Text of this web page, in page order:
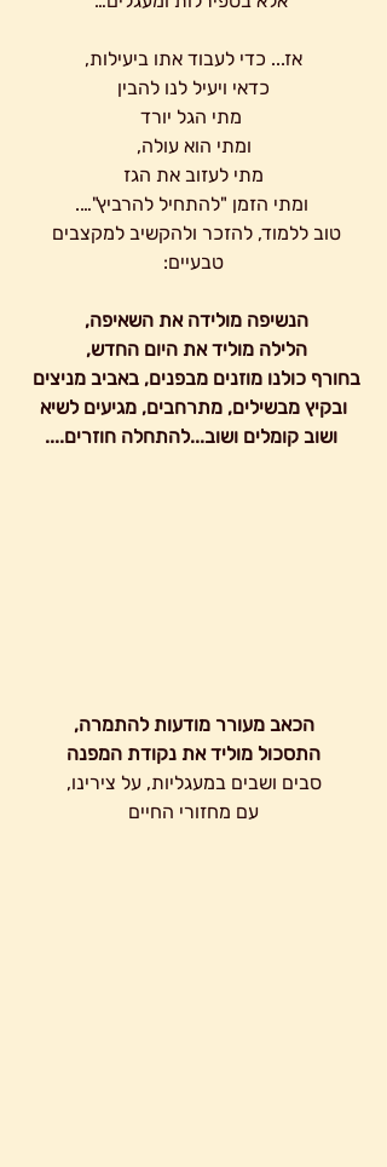
כדאי ויעיל לנו להבין
מתי לעזוב את הגז
טוב ללמוד, להזכר ולהקשיב למקצבים
טבעיים:
הנשיפה מולידה את השאיפה,
הלילה מוליד את היום החדש,
בחורף כולנו מוזנים מבפנים, באביב מניצים
ובקיץ מבשילים, מתרחבים, מגיעים לשיא
הכאב מעורר מודעות להתמרה,
התסכול מוליד את נקודת המפנה
סבים ושבים במעגליות, על צירינו,
עם מחזורי החיים